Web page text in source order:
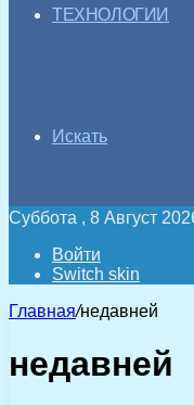
ТЕХНОЛОГИИ
Искать
Суббота , 8 Август
Войти
Switch skin
Главная/недавней
недавней